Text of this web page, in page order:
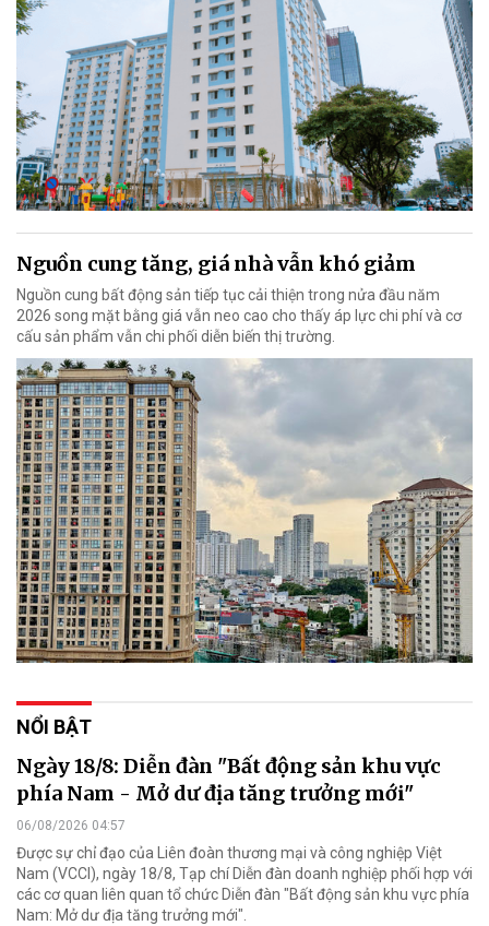
Nguồn cung tăng, giá nhà vẫn khó giảm
Nguồn cung bất động sản tiếp tục cải thiện trong nửa đầu năm
2026 song mặt bằng giá vẫn neo cao cho thấy áp lực chi phí và cơ
cấu sản phẩm vẫn chi phối diễn biến thị trường.
NỔI BẬT
Ngày 18/8: Diễn đàn "Bất động sản khu vực
phía Nam - Mở dư địa tăng trưởng mới"
06/08/2026 04:57
Được sự chỉ đạo của Liên đoàn thương mại và công nghiệp Việt
Nam (VCCI), ngày 18/8, Tạp chí Diễn đàn doanh nghiệp phối hợp với
các cơ quan liên quan tổ chức Diễn đàn "Bất động sản khu vực phía
Nam: Mở dư địa tăng trưởng mới".